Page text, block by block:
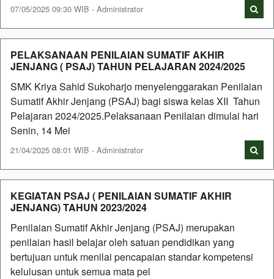
07/05/2025 09:30 WIB - Administrator
PELAKSANAAN PENILAIAN SUMATIF AKHIR
JENJANG ( PSAJ) TAHUN PELAJARAN 2024/2025
SMK Kriya Sahid Sukoharjo menyelenggarakan Penilaian
Sumatif Akhir Jenjang (PSAJ) bagi siswa kelas XII Tahun
Pelajaran 2024/2025.Pelaksanaan Penilaian dimulai hari
Senin, 14 Mei
21/04/2025 08:01 WIB - Administrator
KEGIATAN PSAJ ( PENILAIAN SUMATIF AKHIR
JENJANG) TAHUN 2023/2024
Penilaian Sumatif Akhir Jenjang (PSAJ) merupakan
penilaian hasil belajar oleh satuan pendidikan yang
bertujuan untuk menilai pencapaian standar kompetensi
kelulusan untuk semua mata pel